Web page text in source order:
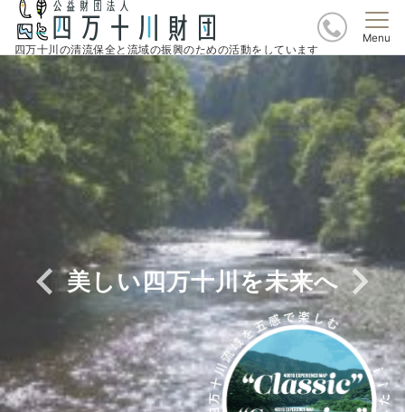
四万十川の清流保全と流域の振興のための活動をしています
Menu
四万十川を自然学習のフィールド
に
流域の知恵と文化を伝えよう
美しい四万十川を未来へ
豊かな生態系を残そう
暮らすことで守る 守ることで暮
らす